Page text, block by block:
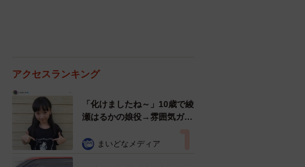
アクセスランキング
「化けましたね～」10歳で綾
瀬はるかの娘役→雰囲気ガラ
雰囲気が」「宝塚に入れそ
まいどなメディア